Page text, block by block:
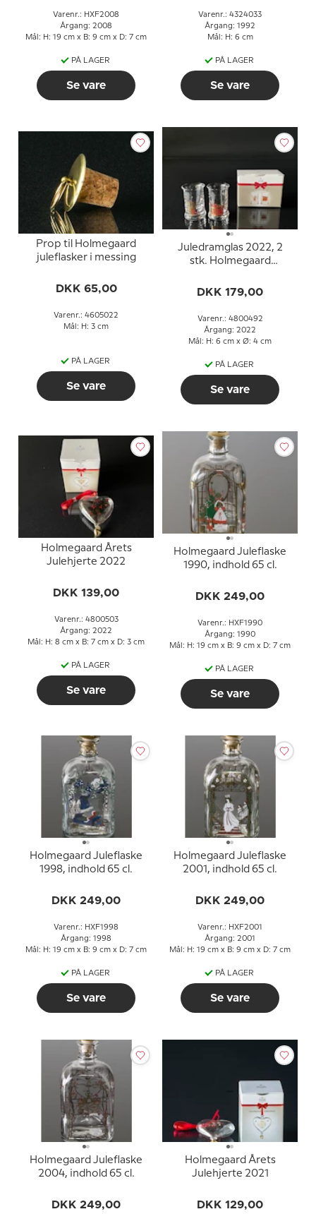
Varenr.: HXF2008
Årgang: 2008
Mål: H: 19 cm x B: 9 cm x D: 7 cm
PÅ LAGER
Se vare
Varenr.: 4324033
Årgang: 1992
Mål: H: 6 cm
PÅ LAGER
Se vare
Prop til Holmegaard
juleflasker i messing
DKK 65,00
Varenr.: 4605022
Mål: H: 3 cm
PÅ LAGER
Se vare
Juledramglas 2022, 2
stk. Holmegaard
DKK 179,00
Varenr.: 4800492
Årgang: 2022
Mål: H: 6 cm x Ø: 4 cm
PÅ LAGER
Se vare
Holmegaard Årets
Julehjerte 2022
DKK 139,00
Varenr.: 4800503
Årgang: 2022
Mål: H: 8 cm x B: 7 cm x D: 3 cm
PÅ LAGER
Se vare
Holmegaard Juleflaske
1990, indhold 65 cl.
DKK 249,00
Varenr.: HXF1990
Årgang: 1990
Mål: H: 19 cm x B: 9 cm x D: 7 cm
PÅ LAGER
Se vare
Holmegaard Juleflaske
1998, indhold 65 cl.
DKK 249,00
Varenr.: HXF1998
Årgang: 1998
Mål: H: 19 cm x B: 9 cm x D: 7 cm
PÅ LAGER
Se vare
Holmegaard Juleflaske
2001, indhold 65 cl.
DKK 249,00
Varenr.: HXF2001
Årgang: 2001
Mål: H: 19 cm x B: 9 cm x D: 7 cm
PÅ LAGER
Se vare
Holmegaard Juleflaske
2004, indhold 65 cl.
DKK 249,00
Holmegaard Årets
Julehjerte 2021
DKK 129,00